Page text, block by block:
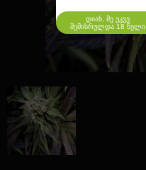
დიახ, მე უკვე
შემისრულდა 18 წელი